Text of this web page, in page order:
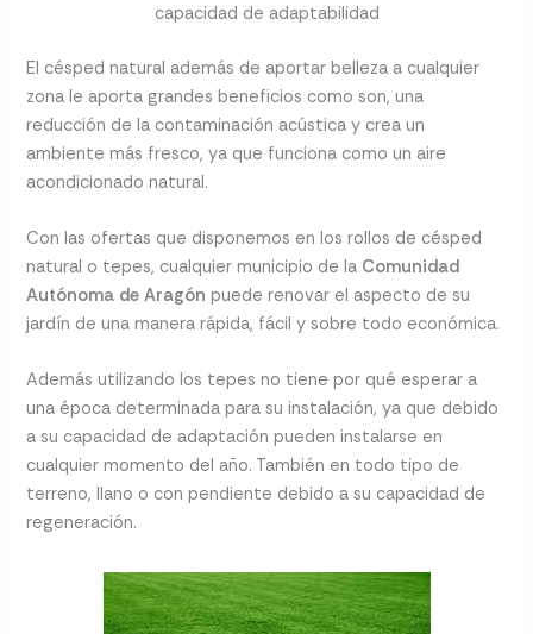
capacidad de adaptabilidad
El césped natural además de aportar belleza a cualquier
zona le aporta grandes beneficios como son, una
reducción de la contaminación acústica y crea un
ambiente más fresco, ya que funciona como un aire
acondicionado natural.
Con las ofertas que disponemos en los rollos de césped
natural o tepes, cualquier municipio de la Comunidad
Autónoma de Aragón puede renovar el aspecto de su
jardín de una manera rápida, fácil y sobre todo económica.
Además utilizando los tepes no tiene por qué esperar a
una época determinada para su instalación, ya que debido
a su capacidad de adaptación pueden instalarse en
cualquier momento del año. También en todo tipo de
terreno, llano o con pendiente debido a su capacidad de
regeneración.